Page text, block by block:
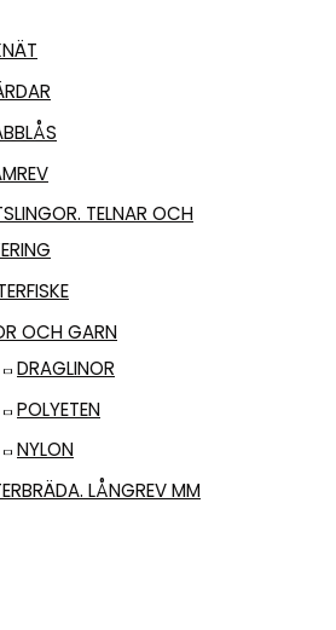
TELNAR OCH
OCH GARN
DRAGLINOR
POLYETEN
NYLON
LÅNGREV MM